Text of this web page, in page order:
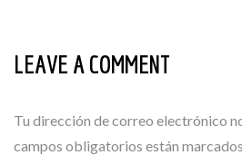
LEAVE A COMMENT
Tu dirección de correo electrónico
campos obligatorios están